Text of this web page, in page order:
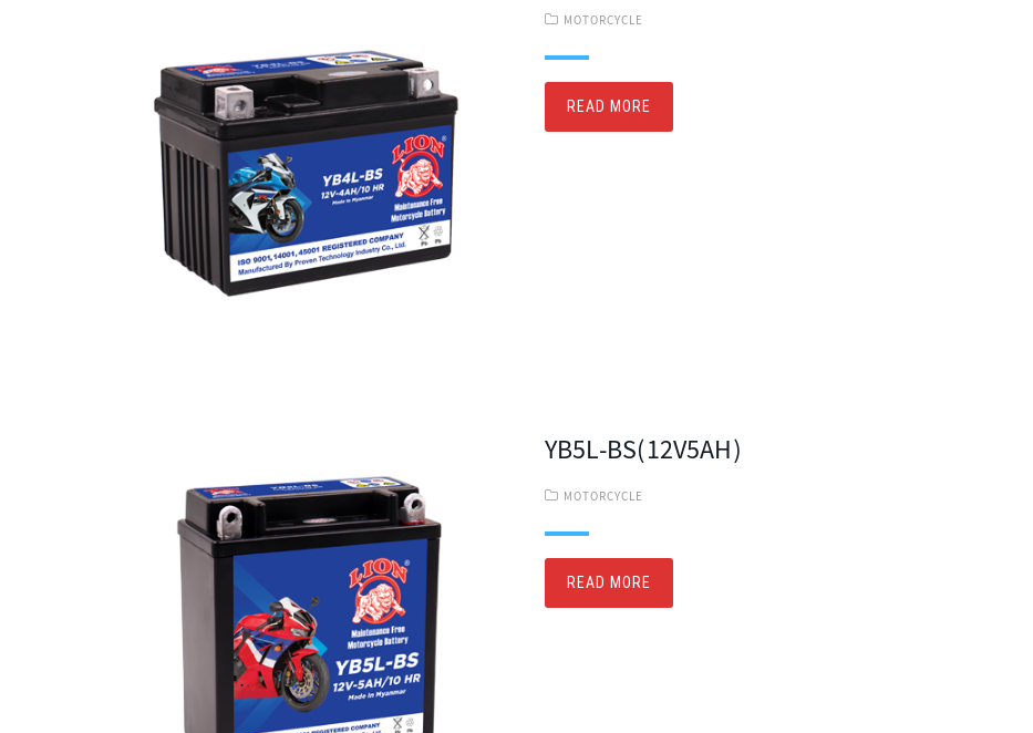
MOTORCYCLE
READ MORE
YB5L-BS(12V5AH)
MOTORCYCLE
READ MORE